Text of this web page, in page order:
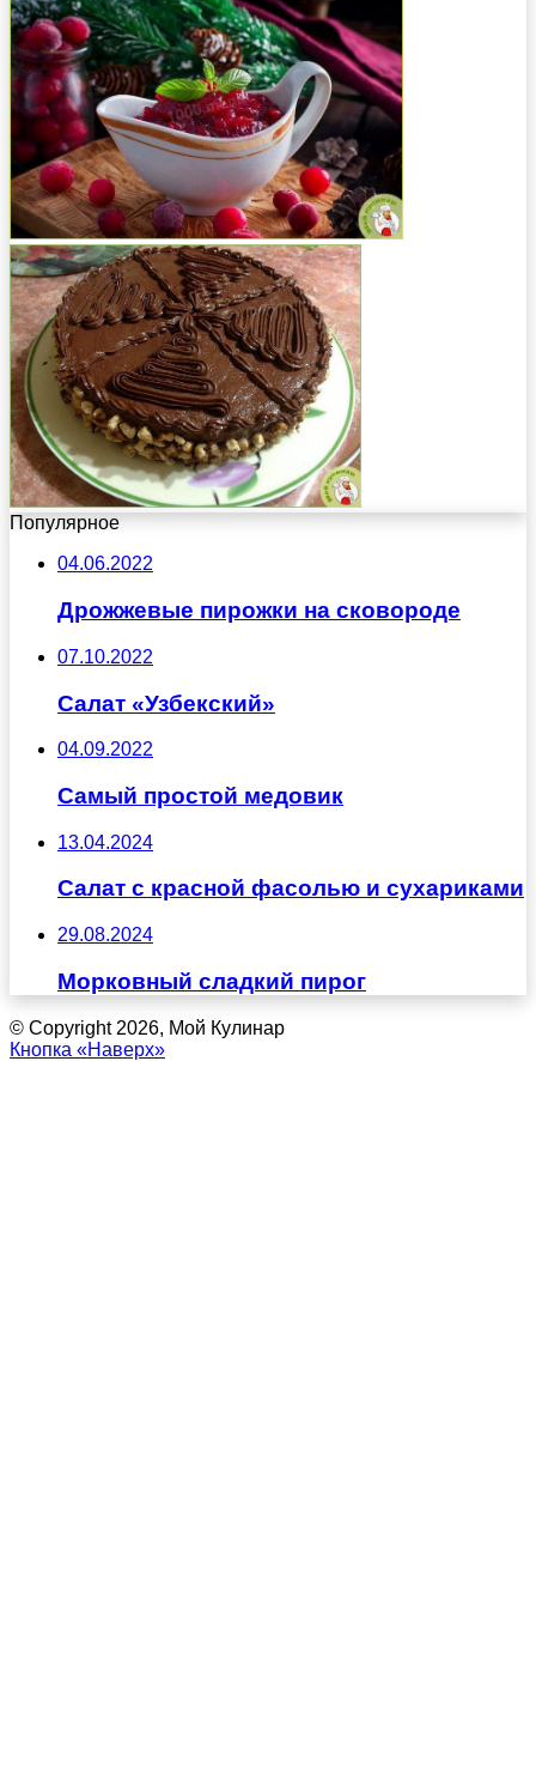
Популярное
04.06.2022
Дрожжевые пирожки на сковороде
07.10.2022
Салат «Узбекский»
04.09.2022
Самый простой медовик
13.04.2024
Салат с красной фасолью и сухариками
29.08.2024
Морковный сладкий пирог
© Copyright 2026, Мой Кулинар
Кнопка «Наверх»